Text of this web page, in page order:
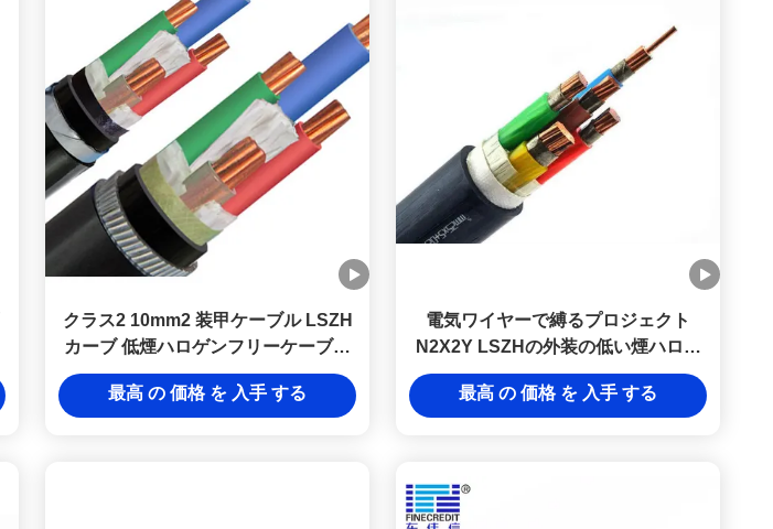
クラス2 10mm2 装甲ケーブル LSZH
カーブ 低煙ハロゲンフリーケーブル
N2X2Y DJXケーブル 電気配線プロジ
ェクト
最高 の 価格 を 入手 する
電気ワイヤーで縛るプロジェクト
N2X2Y LSZHの外装の低い煙ハロゲ
ン自由なケーブルのクラス2
最高 の 価格 を 入手 する